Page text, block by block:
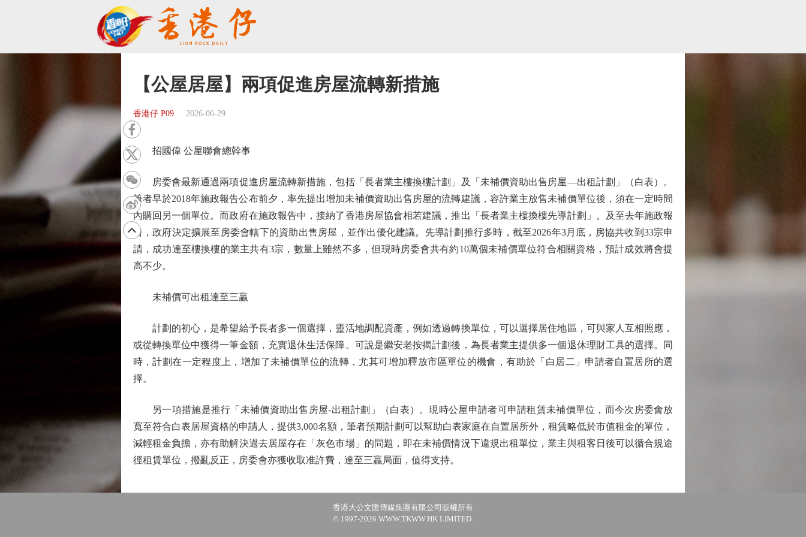
【公屋居屋】兩項促進房屋流轉新措施
香港仔 P09 2026-06-29
招國偉 公屋聯會總幹事
房委會最新通過兩項促進房屋流轉新措施，包括「長者業主樓換樓計劃」及「未補價資助出售房屋—出租計劃」（白表）。
筆者早於2018年施政報告公布前夕，率先提出增加未補價資助出售房屋的流轉建議，容許業主放售未補價單位後，須在一定時間
內購回另一個單位。而政府在施政報告中，接納了香港房屋協會相若建議，推出「長者業主樓換樓先導計劃」。及至去年施政報
告，政府決定擴展至房委會轄下的資助出售房屋，並作出優化建議。先導計劃推行多時，截至2026年3月底，房協共收到33宗申
請，成功達至樓換樓的業主共有3宗，數量上雖然不多，但現時房委會共有約10萬個未補價單位符合相關資格，預計成效將會提
高不少。
未補價可出租達至三贏
計劃的初心，是希望給予長者多一個選擇，靈活地調配資產，例如透過轉換單位，可以選擇居住地區，可與家人互相照應，
或從轉換單位中獲得一筆金額，充實退休生活保障。可說是繼安老按揭計劃後，為長者業主提供多一個退休理財工具的選擇。同
時，計劃在一定程度上，增加了未補價單位的流轉，尤其可增加釋放市區單位的機會，有助於「白居二」申請者自置居所的選
擇。
另一項措施是推行「未補價資助出售房屋-出租計劃」（白表）。現時公屋申請者可申請租賃未補價單位，而今次房委會放
寬至符合白表居屋資格的申請人，提供3,000名額，筆者預期計劃可以幫助白表家庭在自置居所外，租賃略低於市值租金的單位，
減輕租金負擔，亦有助解決過去居屋存在「灰色市場」的問題，即在未補價情況下違規出租單位，業主與租客日後可以循合規途
徑租賃單位，撥亂反正，房委會亦獲收取准許費，達至三贏局面，值得支持。
香港大公文匯傳媒集團有限公司版權所有
© 1997-2026 WWW.TKWW.HK LIMITED.